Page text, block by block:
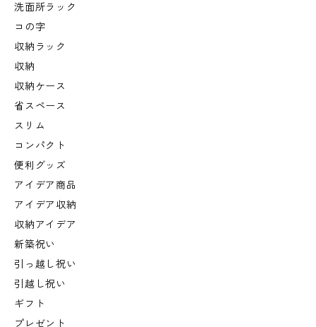
洗面所ラック
コの字
収納ラック
収納
収納ケース
省スペース
スリム
コンパクト
便利グッズ
アイデア商品
アイデア収納
収納アイデア
新築祝い
引っ越し祝い
引越し祝い
ギフト
プレゼント